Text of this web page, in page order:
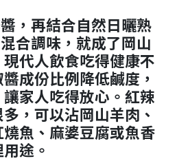
，再結合自然日曬熟
合調味，就成了岡山
代人飲食吃得健康不
成份比例降低鹹度，
家人吃得放心。紅辣
，可以沾岡山羊肉、
魚、麻婆豆腐或魚香
途。